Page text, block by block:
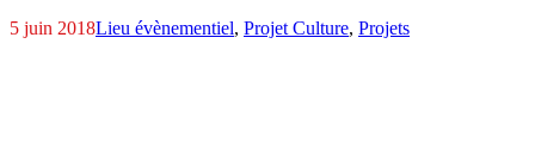
5 juin 2018Lieu évènementiel, Projet Culture, Projets